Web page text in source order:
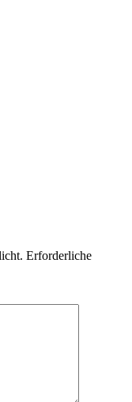
Erforderliche